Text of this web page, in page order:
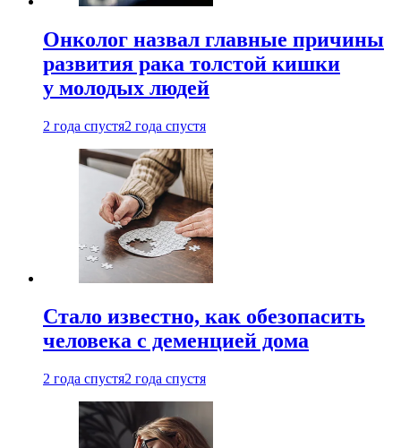
Онколог назвал главные причины
развития рака толстой кишки
у молодых людей
2 года спустя2 года спустя
Стало известно, как обезопасить
человека с деменцией дома
2 года спустя2 года спустя